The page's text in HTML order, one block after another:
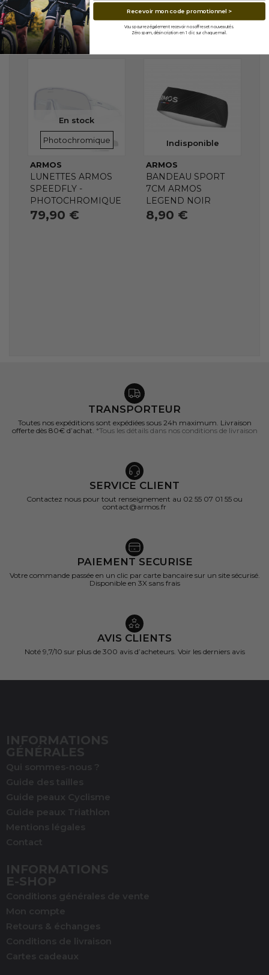
(1 avis)
En stock
VERRES
Photochromique
ARMOS
LUNETTES ARMOS
SPEEDFLY -
PHOTOCHROMIQUE
79,90 €
Indisponible
ARMOS
BANDEAU SPORT
7CM ARMOS
LEGEND NOIR
8,90 €
TRANSPORTEUR
Toutes nos expéditions sont expédiées sous 24h maximum. Livraison
offerte dès 80€ d’achat. *Tous les détails dans nos conditions de livraison
SERVICE CLIENT
Contactez nous pour tout renseignement au 02 55 07 01 55 ou
contact@armos.fr
PAIEMENT SECURISE
Votre commande passée en un clic par carte bancaire sur un site sécurisé.
Disponible en 3X sans frais
AVIS CLIENTS
Noté 9,7/10 sur plus de 300 avis d’acheteurs. Voir les derniers avis
INFORMATIONS
GÉNÉRALES
Qui sommes-nous ?
Guide des tailles
Guide peaux Cyclisme
Guide peaux Triathlon
Mentions légales
Contact
INFORMATIONS
E-SHOP
Conditions générales de vente
Mon compte
Retours & échanges
Conditions de livraison
Cartes cadeaux
Recevoir mon code promotionnel >
Vous pourrez également recevoir nos offres et nouveautés.
Zéro spam, désincription en 1 clic sur chaque mail.